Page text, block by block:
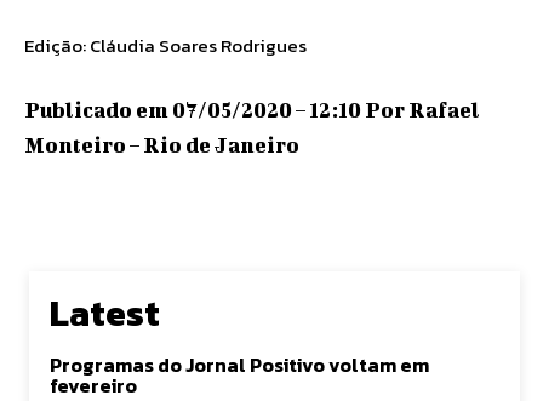
Edição: Cláudia Soares Rodrigues
Publicado em 07/05/2020 – 12:10 Por Rafael
Monteiro – Rio de Janeiro
Latest
Programas do Jornal Positivo voltam em
fevereiro